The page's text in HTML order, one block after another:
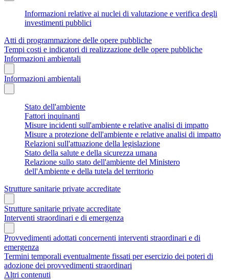
Informazioni relative ai nuclei di valutazione e verifica degli
investimenti pubblici
Atti di programmazione delle opere pubbliche
Tempi costi e indicatori di realizzazione delle opere pubbliche
Informazioni ambientali
Informazioni ambientali
Stato dell'ambiente
Fattori inquinanti
Misure incidenti sull'ambiente e relative analisi di impatto
Misure a protezione dell'ambiente e relative analisi di impatto
Relazioni sull'attuazione della legislazione
Stato della salute e della sicurezza umana
Relazione sullo stato dell'ambiente del Ministero
dell'Ambiente e della tutela del territorio
Strutture sanitarie private accreditate
Strutture sanitarie private accreditate
Interventi straordinari e di emergenza
Provvedimenti adottati concernenti interventi straordinari e di
emergenza
Termini temporali eventualmente fissati per esercizio dei poteri di
adozione dei provvedimenti straordinari
Altri contenuti